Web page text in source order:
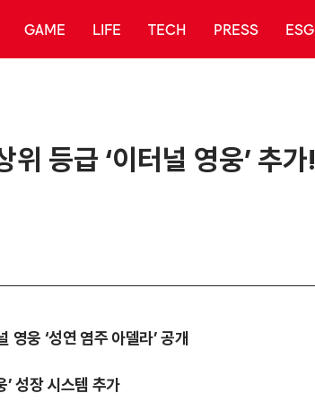
GAME LIFE TECH PRESS ESG
위 등급 ‘이터널 영웅’ 추가!
영웅 ‘성연 염주 아델라’ 공개
’ 성장 시스템 추가